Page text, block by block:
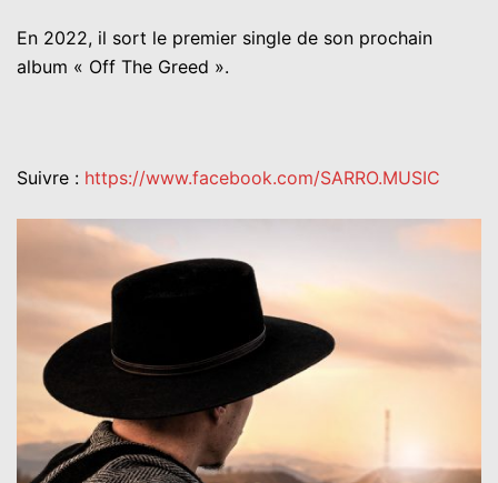
En 2022, il sort le premier single de son prochain
album « Off The Greed ».
Suivre : https://www.facebook.com/SARRO.MUSIC